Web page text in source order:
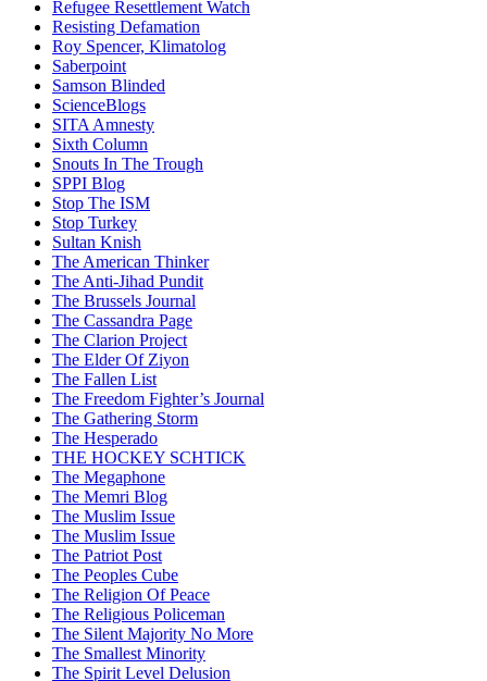
Refugee Resettlement Watch
Resisting Defamation
Roy Spencer, Klimatolog
Saberpoint
Samson Blinded
ScienceBlogs
SITA Amnesty
Sixth Column
Snouts In The Trough
SPPI Blog
Stop The ISM
Stop Turkey
Sultan Knish
The American Thinker
The Anti-Jihad Pundit
The Brussels Journal
The Cassandra Page
The Clarion Project
The Elder Of Ziyon
The Fallen List
The Freedom Fighter’s Journal
The Gathering Storm
The Hesperado
THE HOCKEY SCHTICK
The Megaphone
The Memri Blog
The Muslim Issue
The Muslim Issue
The Patriot Post
The Peoples Cube
The Religion Of Peace
The Religious Policeman
The Silent Majority No More
The Smallest Minority
The Spirit Level Delusion